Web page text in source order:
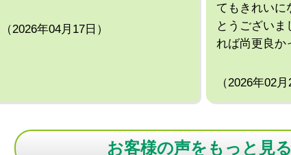
（2026年04月17日）
てもきれいに
とうございま
れば尚更良か
（2026年02月
お客様の声をもっと見る